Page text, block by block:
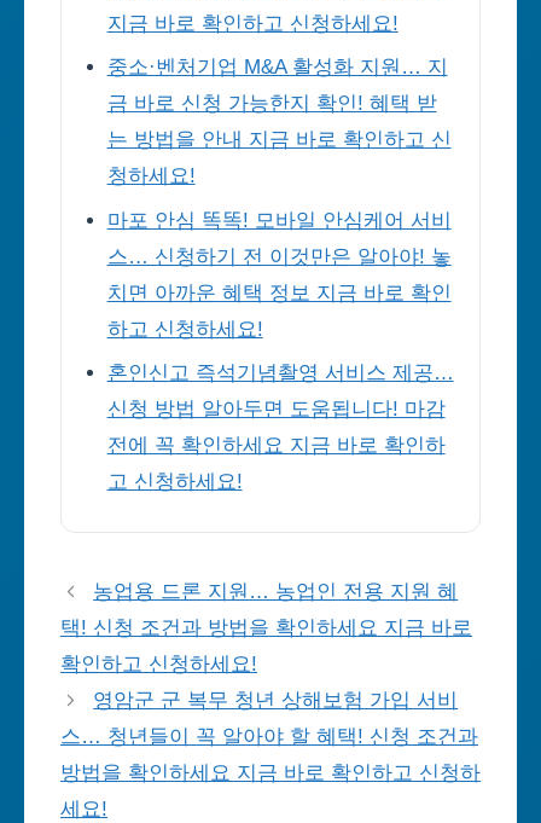
지금 바로 확인하고 신청하세요!
중소·벤처기업 M&A 활성화 지원… 지
금 바로 신청 가능한지 확인! 혜택 받
는 방법을 안내 지금 바로 확인하고 신
청하세요!
마포 안심 똑똑! 모바일 안심케어 서비
스… 신청하기 전 이것만은 알아야! 놓
치면 아까운 혜택 정보 지금 바로 확인
하고 신청하세요!
혼인신고 즉석기념촬영 서비스 제공…
신청 방법 알아두면 도움됩니다! 마감
전에 꼭 확인하세요 지금 바로 확인하
고 신청하세요!
농업용 드론 지원… 농업인 전용 지원 혜
택! 신청 조건과 방법을 확인하세요 지금 바로
확인하고 신청하세요!
영암군 군 복무 청년 상해보험 가입 서비
스… 청년들이 꼭 알아야 할 혜택! 신청 조건과
방법을 확인하세요 지금 바로 확인하고 신청하
세요!